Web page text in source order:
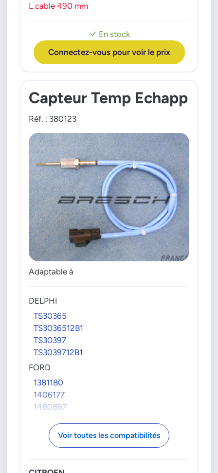
En stock
Connectez-vous pour voir le prix
L cable 490 mm
Capteur Temp Echapp
Réf. : 380123
Adaptable à
DELPHI
TS30365
TS3036512B1
TS30397
TS3039712B1
FORD
1381180
1406177
1480867
1775944
1818708
2122968
Voir toutes les compatibilités